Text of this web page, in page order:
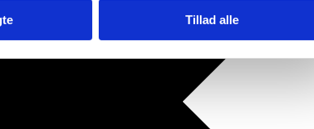
Tillad alle